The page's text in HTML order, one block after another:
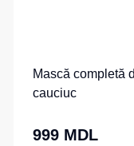
Mască completă
cauciuc
999 MDL